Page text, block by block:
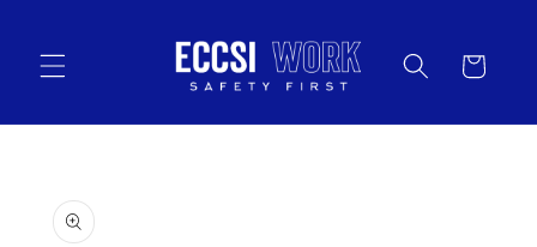
ai contenuti
Carrello
informazioni
sul prodotto